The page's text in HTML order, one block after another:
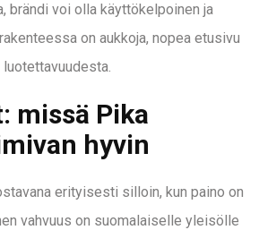
brändi voi olla käyttökelpoinen ja
on aukkoja, nopea etusivu
missä Pika
hyvin
erityisesti silloin, kun paino on
vahvuus on suomalaiselle yleisölle